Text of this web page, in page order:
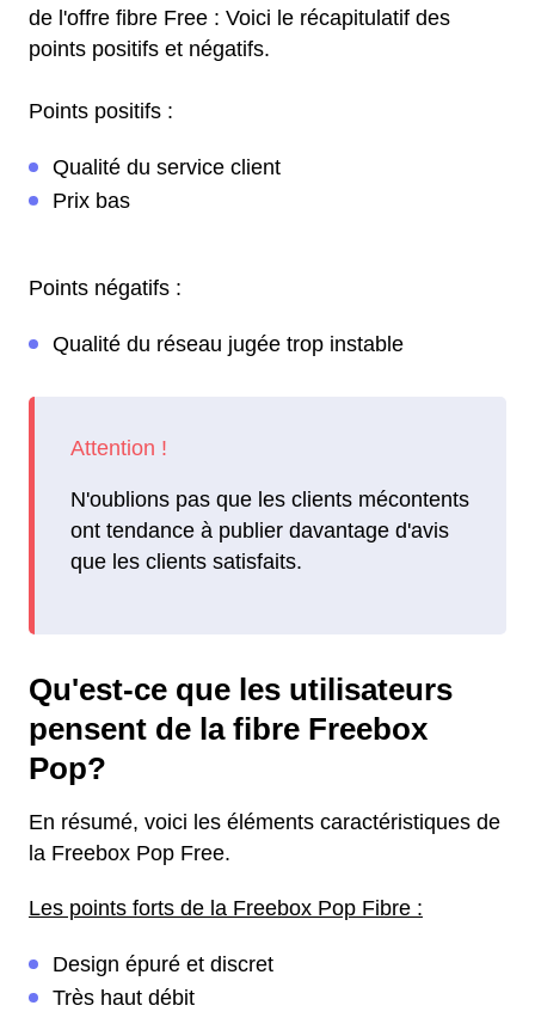
de l'offre fibre Free : Voici le récapitulatif des
points positifs et négatifs.
Points positifs :
Qualité du service client
Prix bas
Points négatifs :
Qualité du réseau jugée trop instable
N'oublions pas que les clients mécontents
ont tendance à publier davantage d'avis
que les clients satisfaits.
Qu'est-ce que les utilisateurs
pensent de la fibre Freebox
Pop?
En résumé, voici les éléments caractéristiques de
la Freebox Pop Free.
Les points forts de la Freebox Pop Fibre :
Design épuré et discret
Très haut débit